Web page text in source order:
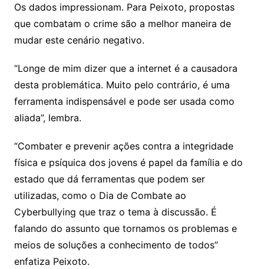
Os dados impressionam. Para Peixoto, propostas
que combatam o crime são a melhor maneira de
mudar este cenário negativo.
“Longe de mim dizer que a internet é a causadora
desta problemática. Muito pelo contrário, é uma
ferramenta indispensável e pode ser usada como
aliada”, lembra.
“Combater e prevenir ações contra a integridade
física e psíquica dos jovens é papel da família e do
estado que dá ferramentas que podem ser
utilizadas, como o Dia de Combate ao
Cyberbullying que traz o tema à discussão. É
falando do assunto que tornamos os problemas e
meios de soluções a conhecimento de todos”
enfatiza Peixoto.